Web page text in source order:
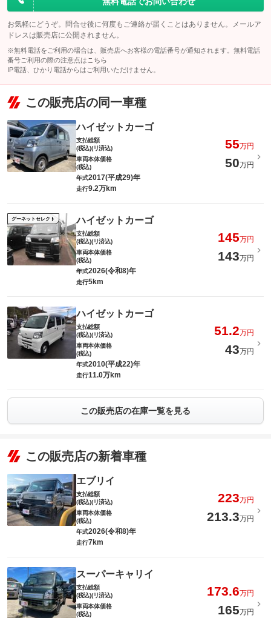
お気軽にどうぞ。問合せ後に何度もご連絡が届くことはありません。メールア
ドレスは販売店に公開されません。
※無料電話をご利用の場合は、販売店へお客様の電話番号が通知されます。無料電話
番号ご利用の際の注意点は こちら
IP電話、ひかり電話からはご利用いただけません。
この販売店の同一車種
ハイゼットカーゴ
支払総額
(税込)(リ済込)
55万円
車両本体価格
(税込)
50万円
年式2017(平成29)年
走行9.2万km
グーネットセレクト ハイゼットカーゴ
支払総額
(税込)(リ済込)
145万円
車両本体価格
(税込)
143万円
年式2026(令和8)年
走行5km
ハイゼットカーゴ
支払総額
(税込)(リ済込)
51.2万円
車両本体価格
(税込)
43万円
年式2010(平成22)年
走行11.0万km
この販売店の在庫一覧を見る
この販売店の新着車種
エブリイ
支払総額
(税込)(リ済込)
223万円
車両本体価格
(税込)
213.3万円
年式2026(令和8)年
走行7km
スーパーキャリイ
支払総額
(税込)(リ済込)
173.6万円
車両本体価格
(税込)
165万円